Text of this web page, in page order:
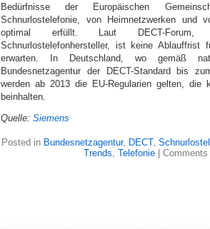
Bedürfnisse der Europäischen
Schnurlostelefonie, von Heimnetzwerken und
optimal erfüllt. Laut DECT-
Schnurlostelefonhersteller, ist keine Ablauffrist
erwarten. In Deutschland, wo gemäß
Bundesnetzagentur der DECT-Standard bis
werden ab 2013 die EU-Regularien gelten, die
beinhalten.
Quelle: Siemens
Posted in Bundesnetzagentur, DECT,
Trends, Telefonie Comments